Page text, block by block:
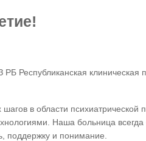
Республиканская клиническая
в области психиатрической
Наша больница всегда
поддержку и понимание.